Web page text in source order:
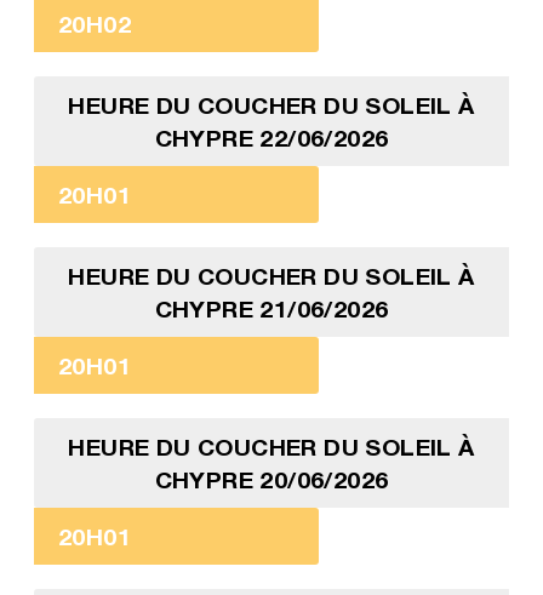
20H02
HEURE DU COUCHER DU SOLEIL À
CHYPRE 22/06/2026
20H01
HEURE DU COUCHER DU SOLEIL À
CHYPRE 21/06/2026
20H01
HEURE DU COUCHER DU SOLEIL À
CHYPRE 20/06/2026
20H01